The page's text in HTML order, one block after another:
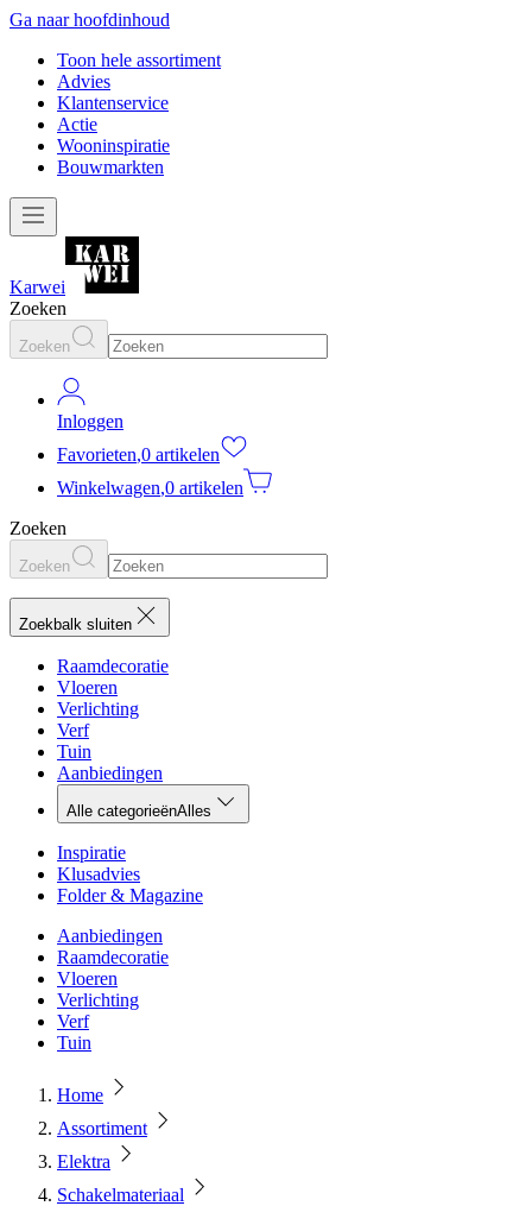
Ga naar hoofdinhoud
Toon hele assortiment
Advies
Klantenservice
Actie
Wooninspiratie
Bouwmarkten
Karwei
Zoeken
Zoeken
Inloggen
Favorieten,0 artikelen
Winkelwagen,0 artikelen
Zoeken
Zoeken
Zoekbalk sluiten
Raamdecoratie
Vloeren
Verlichting
Verf
Tuin
Aanbiedingen
Alle categorieënAlles
Inspiratie
Klusadvies
Folder & Magazine
Aanbiedingen
Raamdecoratie
Vloeren
Verlichting
Verf
Tuin
Home
Assortiment
Elektra
Schakelmateriaal